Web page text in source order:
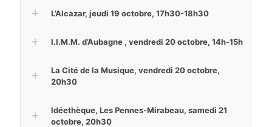
L’Alcazar, jeudi 19 octobre, 17h30-18h30
I.I.M.M. d’Aubagne , vendredi 20 octobre, 14h-15h
La Cité de la Musique, vendredi 20 octobre,
20h30
Idéethèque, Les Pennes-Mirabeau, samedi 21
octobre, 20h30